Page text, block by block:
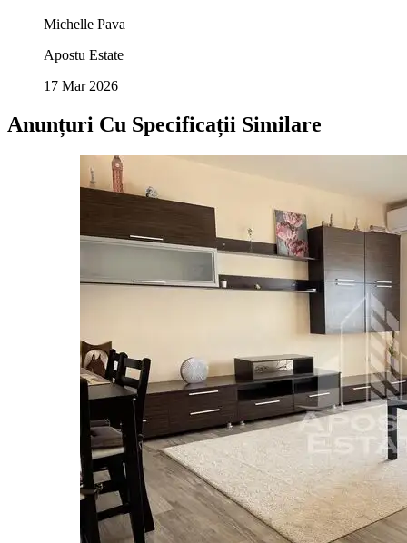
Michelle Pava
Apostu Estate
17 Mar 2026
Anunțuri Cu Specificații Similare